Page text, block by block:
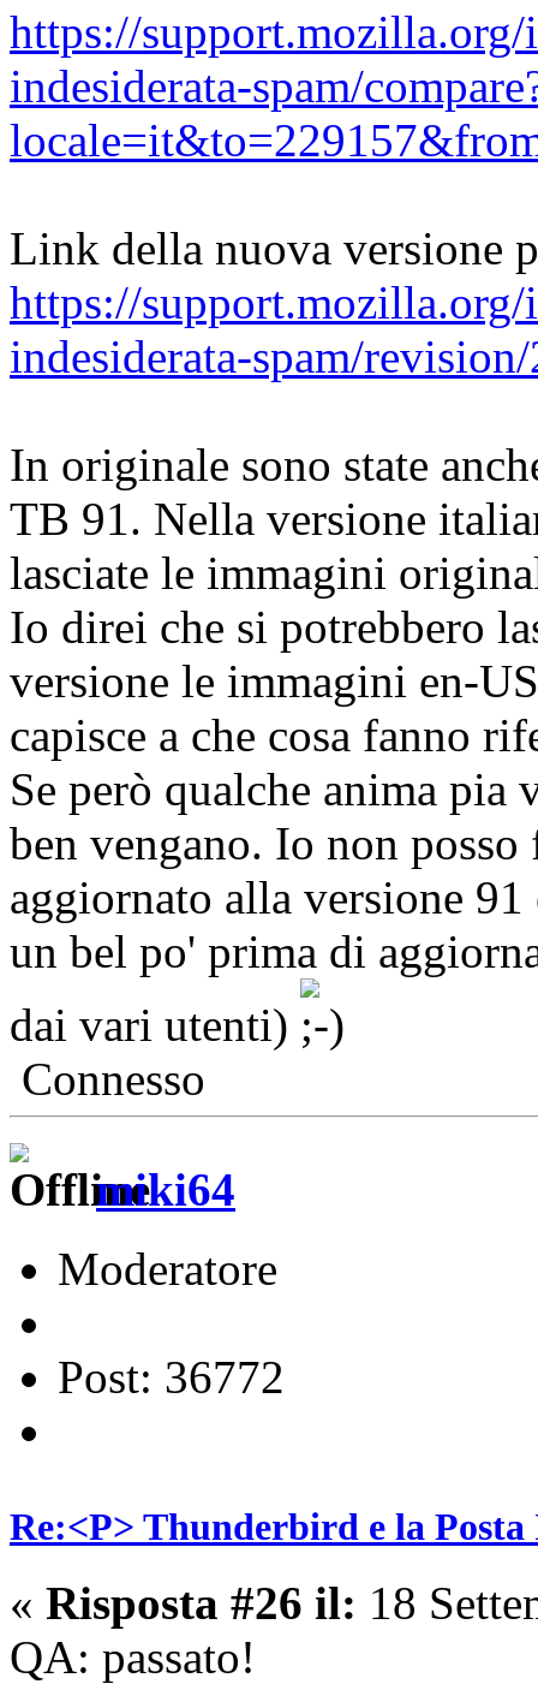
https://
indesiderata-spam/
Link della nuova versione
https://
indesiderata-spam/
In originale sono state
TB 91. Nella versione
lasciate le immagini
Io direi che si potrebbero
versione le immagini en-
capisce a che cosa fanno
Se però qualche anima
ben vengano. Io non
aggiornato alla versione 91
un bel po' prima di
dai vari utenti)
Connesso
miki64
Moderatore
Post: 36772
Re:<P> Thunderbird e la
« Risposta #26 il: 18
QA: passato!